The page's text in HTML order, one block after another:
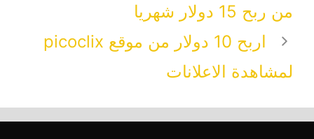
من ربح 15 دولار شهريا
اربح 10 دولار من موقع picoclix
لمشاهدة الاعلانات